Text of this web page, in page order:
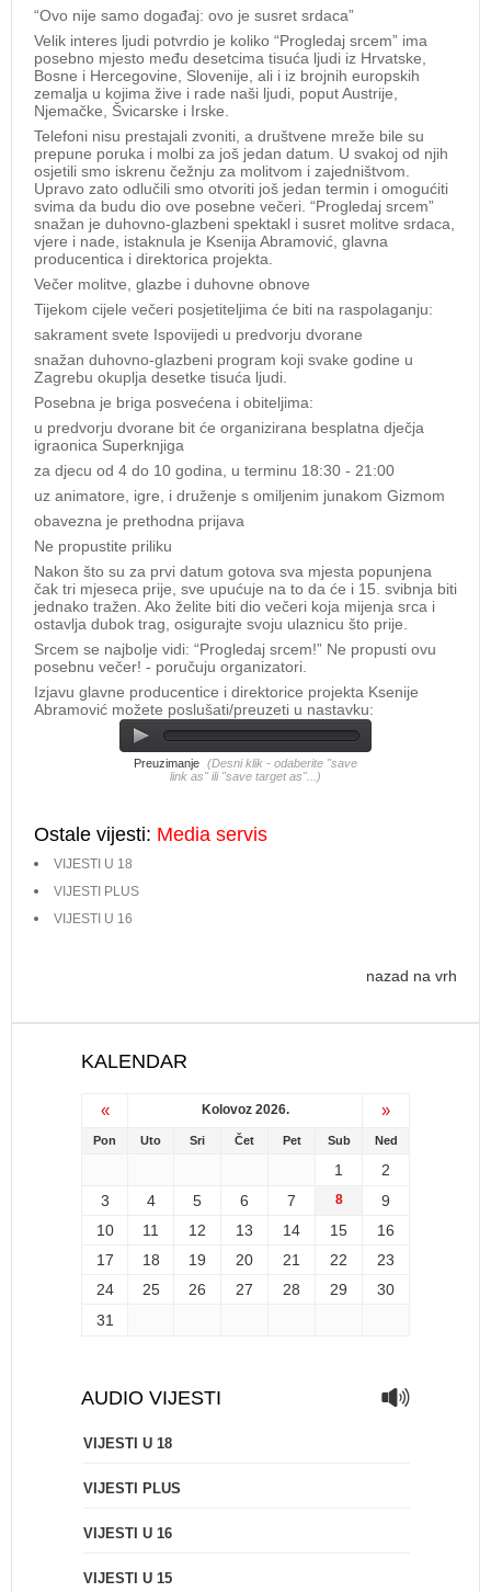
“Ovo nije samo događaj: ovo je susret srdaca”
Velik interes ljudi potvrdio je koliko “Progledaj srcem” ima
posebno mjesto među desetcima tisuća ljudi iz Hrvatske,
Bosne i Hercegovine, Slovenije, ali i iz brojnih europskih
zemalja u kojima žive i rade naši ljudi, poput Austrije,
Njemačke, Švicarske i Irske.
Telefoni nisu prestajali zvoniti, a društvene mreže bile su
prepune poruka i molbi za još jedan datum. U svakoj od njih
osjetili smo iskrenu čežnju za molitvom i zajedništvom.
Upravo zato odlučili smo otvoriti još jedan termin i omogućiti
svima da budu dio ove posebne večeri. “Progledaj srcem”
snažan je duhovno-glazbeni spektakl i susret molitve srdaca,
vjere i nade, istaknula je Ksenija Abramović, glavna
producentica i direktorica projekta.
Večer molitve, glazbe i duhovne obnove
Tijekom cijele večeri posjetiteljima će biti na raspolaganju:
sakrament svete Ispovijedi u predvorju dvorane
snažan duhovno-glazbeni program koji svake godine u
Zagrebu okuplja desetke tisuća ljudi.
Posebna je briga posvećena i obiteljima:
u predvorju dvorane bit će organizirana besplatna dječja
igraonica Superknjiga
za djecu od 4 do 10 godina, u terminu 18:30 - 21:00
uz animatore, igre, i druženje s omiljenim junakom Gizmom
obavezna je prethodna prijava
Ne propustite priliku
Nakon što su za prvi datum gotova sva mjesta popunjena
čak tri mjeseca prije, sve upućuje na to da će i 15. svibnja biti
jednako tražen. Ako želite biti dio večeri koja mijenja srca i
ostavlja dubok trag, osigurajte svoju ulaznicu što prije.
Srcem se najbolje vidi: “Progledaj srcem!” Ne propusti ovu
posebnu večer! - poručuju organizatori.
Izjavu glavne producentice i direktorice projekta Ksenije
Abramović možete poslušati/preuzeti u nastavku:
Preuzimanje (Desni klik - odaberite "save
link as" ili "save target as"...)
Ostale vijesti: Media servis
VIJESTI U 18
VIJESTI PLUS
VIJESTI U 16
nazad na vrh
KALENDAR
« Kolovoz 2026. »
Pon Uto Sri Čet Pet Sub Ned
1
2
3
4 5 6 7 8
9
10
11 12 13 14 15
16
17
18 19 20 21 22
23
24
25 26 27 28 29
30
31
AUDIO VIJESTI
VIJESTI U 18
VIJESTI PLUS
VIJESTI U 16
VIJESTI U 15